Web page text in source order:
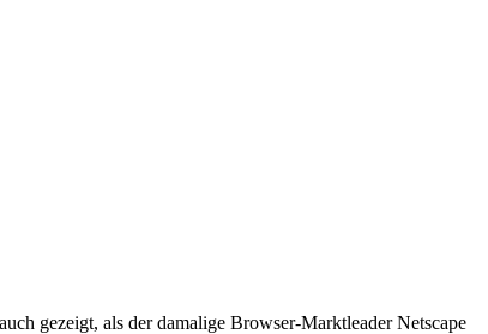
gezeigt, als der damalige Browser-Marktleader Netscape